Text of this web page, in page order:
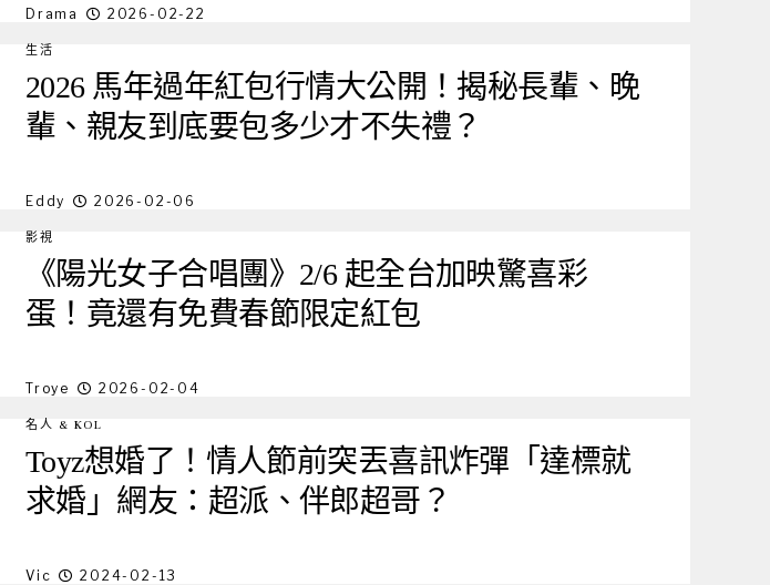
Drama 2026-02-22
生活
2026 馬年過年紅包行情大公開！揭秘長輩、晚
輩、親友到底要包多少才不失禮？
Eddy 2026-02-06
影視
《陽光女子合唱團》2/6 起全台加映驚喜彩
蛋！竟還有免費春節限定紅包
Troye 2026-02-04
名人 & KOL
Toyz想婚了！情人節前突丟喜訊炸彈「達標就
求婚」網友：超派、伴郎超哥？
Vic 2024-02-13